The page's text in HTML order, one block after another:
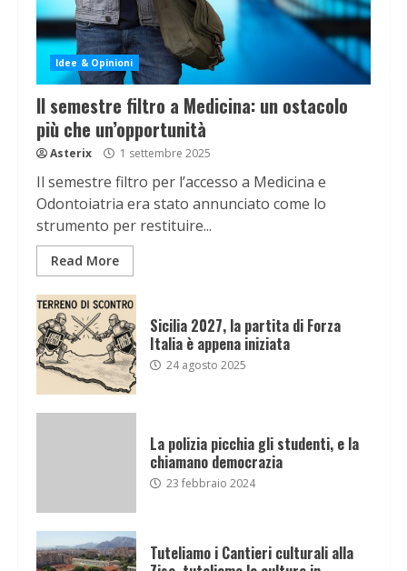
Idee & Opinioni
Il semestre filtro a Medicina: un ostacolo
più che un’opportunità
Asterix 1 settembre 2025
Il semestre filtro per l’accesso a Medicina e
Odontoiatria era stato annunciato come lo
strumento per restituire...
Read More
Sicilia 2027, la partita di Forza
Italia è appena iniziata
24 agosto 2025
La polizia picchia gli studenti, e la
chiamano democrazia
23 febbraio 2024
Tuteliamo i Cantieri culturali alla